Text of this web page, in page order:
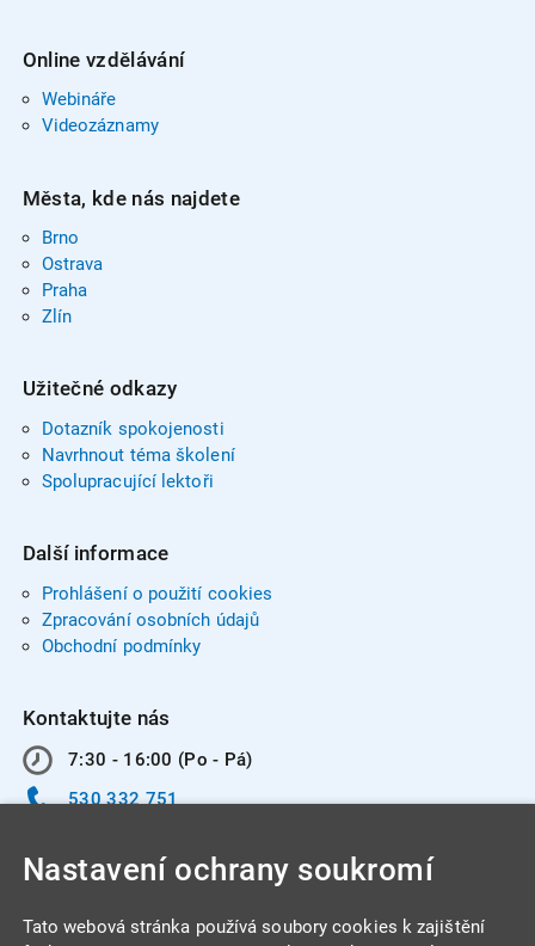
Online vzdělávání
Webináře
Videozáznamy
Města, kde nás najdete
Brno
Ostrava
Praha
Zlín
Užitečné odkazy
Dotazník spokojenosti
Navrhnout téma školení
Spolupracující lektoři
Další informace
Prohlášení o použití cookies
Zpracování osobních údajů
Obchodní podmínky
Kontaktujte nás
7:30 - 16:00 (Po - Pá)
530 332 751
Nastavení ochrany soukromí
Tato webová stránka používá soubory cookies k zajištění